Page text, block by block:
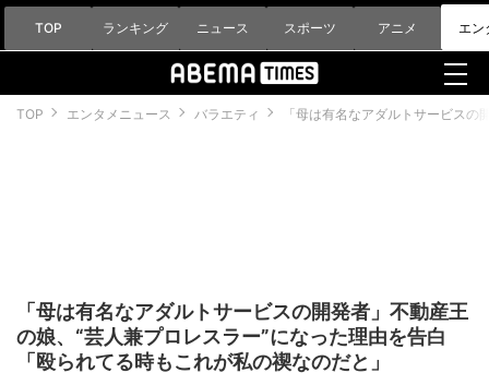
TOP ランキング ニュース スポーツ アニメ エン
TOP エンタメニュース バラエティ 「母は有名なアダルトサービス
「母は有名なアダルトサービスの開発者」不動産王
の娘、“芸人兼プロレスラー”になった理由を告白
「殴られてる時もこれが私の禊なのだと」